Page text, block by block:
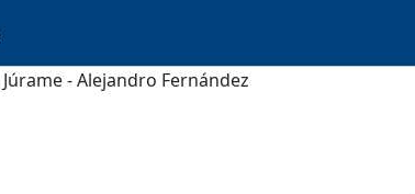
Júrame - Alejandro Fernández